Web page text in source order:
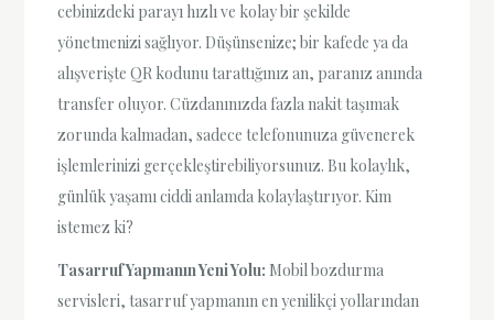
cebinizdeki parayı hızlı ve kolay bir şekilde
yönetmenizi sağlıyor. Düşünsenize; bir kafede ya da
alışverişte QR kodunu tarattığınız an, paranız anında
transfer oluyor. Cüzdanınızda fazla nakit taşımak
zorunda kalmadan, sadece telefonunuza güvenerek
işlemlerinizi gerçekleştirebiliyorsunuz. Bu kolaylık,
günlük yaşamı ciddi anlamda kolaylaştırıyor. Kim
istemez ki?
Tasarruf Yapmanın Yeni Yolu: Mobil bozdurma
servisleri, tasarruf yapmanın en yenilikçi yollarından